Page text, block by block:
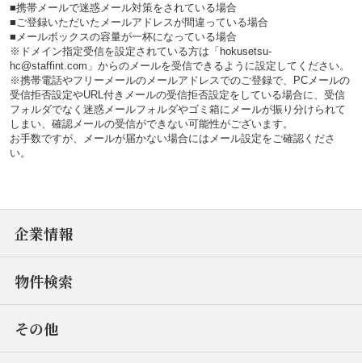
■携帯メールで迷惑メール対策をされている場合
■ご登録いただいたメールアドレスが間違っている場合
■メールボックスの容量が一杯になっている場合
※ドメイン指定受信を設定されている方は「hokusetsu-
hc@staffint.com」からのメールを受信できるように設定してください。
※携帯電話やフリーメールのメールアドレスでのご登録で、PCメールの
受信拒否設定やURL付きメールの受信拒否設定をしている場合に、受信
フォルダでなく迷惑メールフォルダやゴミ箱にメールが振り分けられて
しまい、確認メールの受信ができない可能性がございます。
お手数ですが、メールが届かない場合にはメール設定をご確認くださ
い。
企業情報
物件検索
その他